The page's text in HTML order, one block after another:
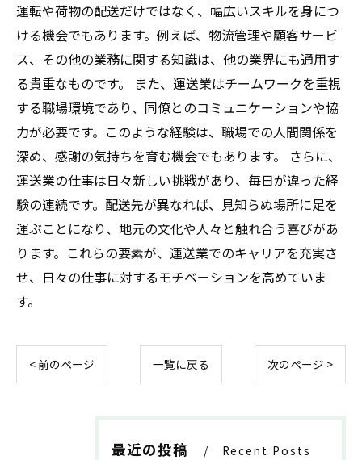
運転や荷物の配送だけではなく、幅広いスキルを身につ
ける機会でもあります。例えば、物流管理や顧客サービ
ス、その他の業務に関する知識は、他の業界にも通用す
る貴重なものです。 また、運送業はチームワークを重視
する職場環境であり、同僚とのコミュニケーションや協
力が必要です。このような経験は、職場での人間関係を
深め、感謝の気持ちを育む機会でもあります。 さらに、
運送業の仕事は日々新しい挑戦があり、毎日が違った経
験の連続です。配送先が異なれば、見知らぬ場所に足を
運ぶことになり、地元の文化や人々と触れ合う喜びがあ
ります。これらの要素が、運送業でのキャリアを充実さ
せ、日々の仕事に対するモチベーションを高めていま
す。
< 前のページ 一覧に戻る 次のページ >
最近の投稿 Recent Posts